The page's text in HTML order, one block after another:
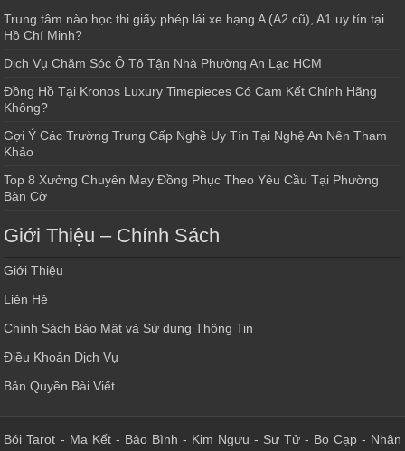
Trung tâm nào học thi giấy phép lái xe hạng A (A2 cũ), A1 uy tín tại
Hồ Chí Minh?
Dịch Vụ Chăm Sóc Ô Tô Tận Nhà Phường An Lạc HCM
Đồng Hồ Tại Kronos Luxury Timepieces Có Cam Kết Chính Hãng
Không?
Gợi Ý Các Trường Trung Cấp Nghề Uy Tín Tại Nghệ An Nên Tham
Khảo
Top 8 Xưởng Chuyên May Đồng Phục Theo Yêu Cầu Tại Phường
Bàn Cờ
Giới Thiệu – Chính Sách
Giới Thiệu
Liên Hệ
Chính Sách Bảo Mật và Sử dụng Thông Tin
Điều Khoản Dịch Vụ
Bản Quyền Bài Viết
Bói Tarot - Ma Kết- Bảo Bình - Kim Ngưu - Sư Tử- Bọ Cạp- Nhân